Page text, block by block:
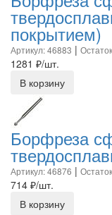
покрытием)
Артикул: 46883 |
1281 ₽/шт.
В корзину
Борфреза
Артикул: 46876 |
714 ₽/шт.
В корзину